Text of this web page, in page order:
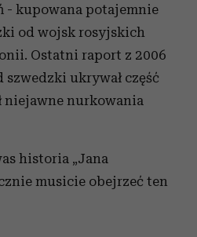
- kupowana potajemnie
od wojsk rosyjskich
Ostatni raport z 2006
szwedzki ukrywał część
niejawne nurkowania
historia „Jana
musicie obejrzeć ten